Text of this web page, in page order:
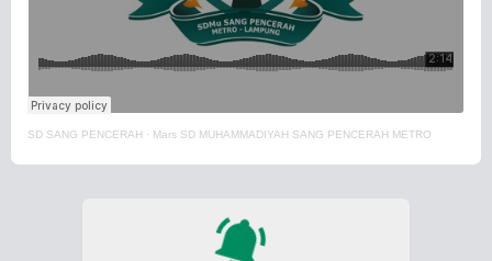
SD SANG PENCERAH · Mars SD MUHAMMADIYAH SANG PENCERAH METRO